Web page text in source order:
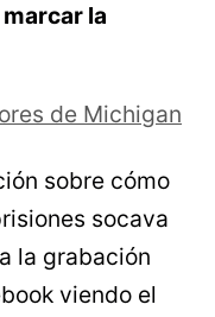
la
de Michigan
sobre cómo
socava
la grabación
viendo el